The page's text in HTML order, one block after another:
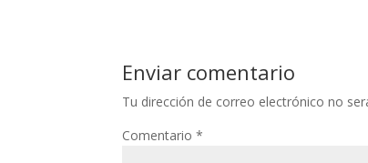
Enviar comentario
Tu dirección de correo electrónico no
Comentario*